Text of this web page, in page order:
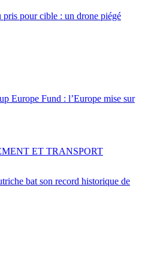
pour cible : un drone piégé
Europe Fund : l’Europe mise sur
bat son record historique de
ET TRANSPORT